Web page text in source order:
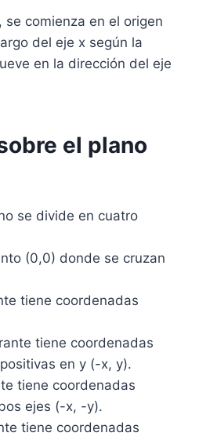
se comienza en el origen
del eje x según la
en la dirección del eje
el plano
se divide en cuatro
(0,0) donde se cruzan
tiene coordenadas
tiene coordenadas
en y (-x, y).
tiene coordenadas
ejes (-x, -y).
tiene coordenadas